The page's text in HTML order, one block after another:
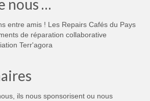
nous …
entre amis ! Les Repairs Cafés du Pays
de réparation collaborative
Terr'agora
ils nous sponsorisent ou nous